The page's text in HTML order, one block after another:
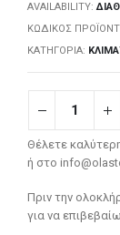
AVAILABILITY:
ΚΩΔΙΚΌΣ
ΚΑΤΗΓΟΡΊΑ:
Θέλετε
ή στο
Πριν την
για να